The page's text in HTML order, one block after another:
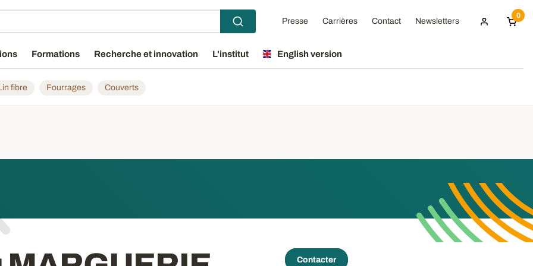
Presse Carrières Contact Newsletters
0
Formations Recherche et innovation L'institut English version
fibre Fourrages Couverts
Contacter